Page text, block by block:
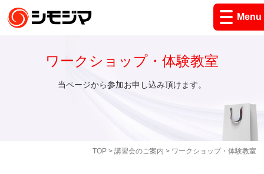
Menu
TOP> 講習会のご案内 > ワークショップ・体験教室
ワークショップ・体験教室
当ページから参加お申し込み頂けます。